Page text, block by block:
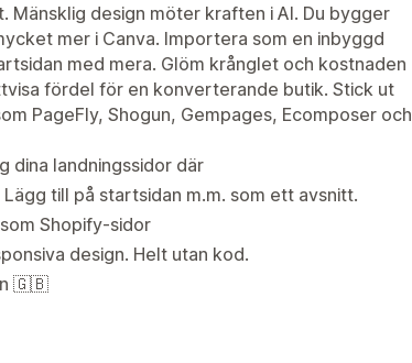
Mänsklig design möter kraften i AI. Du bygger
mer i Canva. Importera som en inbyggd
med mera. Glöm krånglet och kostnaden
fördel för en konverterande butik. Stick ut
PageFly, Shogun, Gempages, Ecomposer och
dina landningssidor där
till på startsidan m.m. som ett avsnitt.
Shopify-sidor
design. Helt utan kod.
🇬🇧